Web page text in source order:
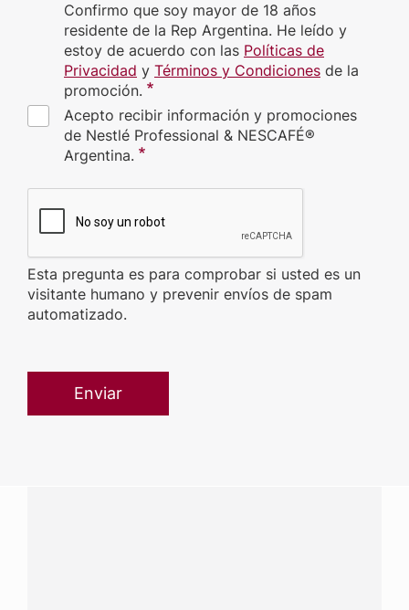
Confirmo que soy mayor de 18 años
residente de la Rep Argentina. He leído y
estoy de acuerdo con las Políticas de
Privacidad y Términos y Condiciones de la
promoción.
Acepto recibir información y promociones
de Nestlé Professional & NESCAFÉ®
Argentina.
Esta pregunta es para comprobar si usted es un
visitante humano y prevenir envíos de spam
automatizado.